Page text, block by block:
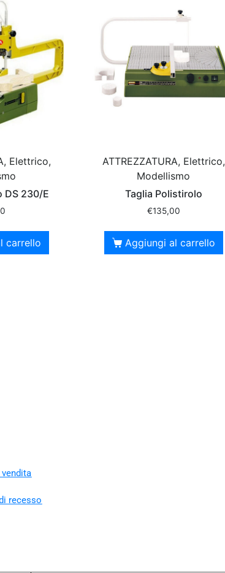
Elettrico,
DS 230/E
carrello
ATTREZZATURA, Elettrico,
Modellismo
Taglia Polistirolo
€135,00
Aggiungi al carrello
recesso